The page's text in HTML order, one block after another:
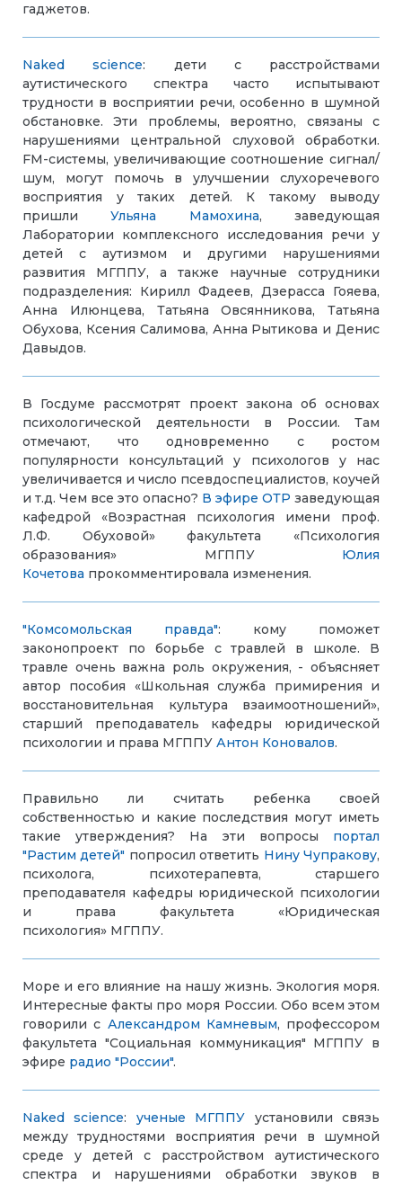
гаджетов.
Naked science: дети с расстройствами
аутистического спектра часто испытывают
трудности в восприятии речи, особенно в шумной
обстановке. Эти проблемы, вероятно, связаны с
нарушениями центральной слуховой обработки.
FM-системы, увеличивающие соотношение сигнал/
шум, могут помочь в улучшении слухоречевого
восприятия у таких детей. К такому выводу
пришлиУльяна Мамохина, заведующая
Лаборатории комплексного исследования речи у
детей с аутизмом и другими нарушениями
развития МГППУ, а также научные сотрудники
подразделения: Кирилл Фадеев, Дзерасса Гояева,
Анна Илюнцева, Татьяна Овсянникова, Татьяна
Обухова, Ксения Салимова, Анна Рытикова и Денис
Давыдов.
В Госдуме рассмотрят проект закона об основах
психологической деятельности в России. Там
отмечают, что одновременно с ростом
популярности консультаций у психологов у нас
увеличивается и число псевдоспециалистов, коучей
и т.д. Чем все это опасно? В эфире ОТР заведующая
кафедрой «Возрастная психология имени проф.
Л.Ф. Обуховой» факультета «Психология
образования» МГППУ Юлия
Кочетова прокомментировала изменения.
"Комсомольская правда": кому поможет
законопроект по борьбе с травлей в школе. В
травле очень важна роль окружения, - объясняет
автор пособия «Школьная служба примирения и
восстановительная культура взаимоотношений»,
старший преподаватель кафедры юридической
психологии и права МГППУ Антон Коновалов.
Правильно ли считать ребенка своей
собственностью и какие последствия могут иметь
такие утверждения? На эти вопросы портал
"Растим детей" попросил ответить Нину Чупракову,
психолога, психотерапевта, старшего
преподавателя кафедры юридической психологии
и права факультета «Юридическая
психология» МГППУ.
Море и его влияние на нашу жизнь. Экология моря.
Интересные факты про моря России. Обо всем этом
говорили с Александром Камневым, профессором
факультета "Социальная коммуникация" МГППУ в
эфире радио "России".
Naked science: ученые МГППУ установили связь
между трудностями восприятия речи в шумной
среде у детей с расстройством аутистического
спектра и нарушениями обработки звуков в